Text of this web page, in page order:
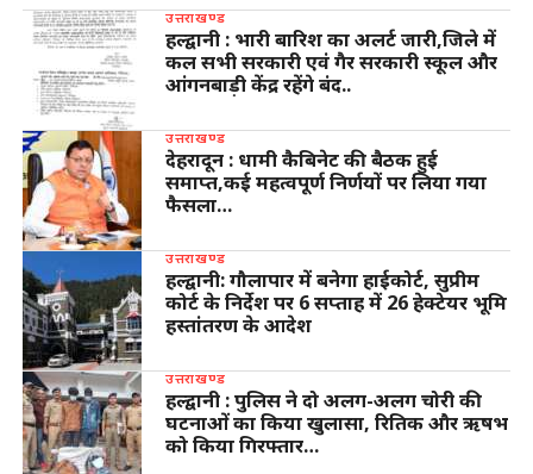
उत्तराखण्ड
हल्द्वानी : भारी बारिश का अलर्ट जारी,जिले में
कल सभी सरकारी एवं गैर सरकारी स्कूल और
आंगनबाड़ी केंद्र रहेंगे बंद..
उत्तराखण्ड
देहरादून : धामी कैबिनेट की बैठक हुई
समाप्त,कई महत्वपूर्ण निर्णयों पर लिया गया
फैसला…
उत्तराखण्ड
हल्द्वानी: गौलापार में बनेगा हाईकोर्ट, सुप्रीम
कोर्ट के निर्देश पर 6 सप्ताह में 26 हेक्टेयर भूमि
हस्तांतरण के आदेश
उत्तराखण्ड
हल्द्वानी : पुलिस ने दो अलग-अलग चोरी की
घटनाओं का किया खुलासा, रितिक और ऋषभ
को किया गिरफ्तार…